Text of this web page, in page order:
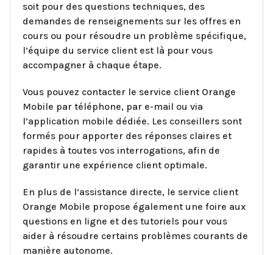
soit pour des questions techniques, des
demandes de renseignements sur les offres en
cours ou pour résoudre un problème spécifique,
l’équipe du service client est là pour vous
accompagner à chaque étape.
Vous pouvez contacter le service client Orange
Mobile par téléphone, par e-mail ou via
l’application mobile dédiée. Les conseillers sont
formés pour apporter des réponses claires et
rapides à toutes vos interrogations, afin de
garantir une expérience client optimale.
En plus de l’assistance directe, le service client
Orange Mobile propose également une foire aux
questions en ligne et des tutoriels pour vous
aider à résoudre certains problèmes courants de
manière autonome.